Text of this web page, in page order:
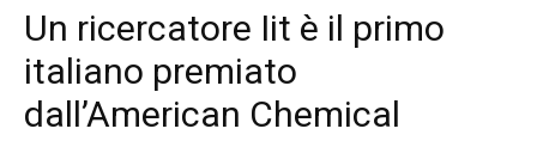
Un ricercatore Iit è il primo
italiano premiato
dall’American Chemical